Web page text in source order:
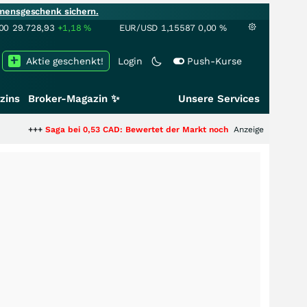
sichern.
29.728,93 +1,18% EUR/USD 1,15587 0,00 %
Login Push-Kurse
Aktie geschenkt!
Broker-Magazin ✨ Unsere Services
bei 0,53 CAD: Bewertet der Markt noch immer nur die Hälfte der
Anzeige